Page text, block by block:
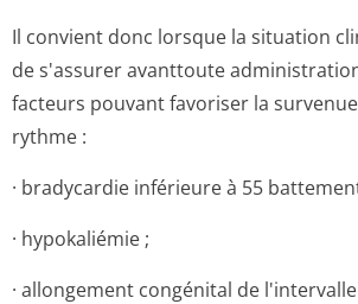
Il convient donc lorsque la situation
de s'assurer avanttoute
facteurs pouvant favoriser la
rythme :
· bradycardie inférieure à 55
· hypokaliémie ;
· allongement congénital de l'intervalle